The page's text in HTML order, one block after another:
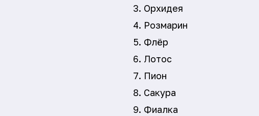
Орхидея
Розмарин
Флёр
Лотос
Пион
Сакура
Фиалка